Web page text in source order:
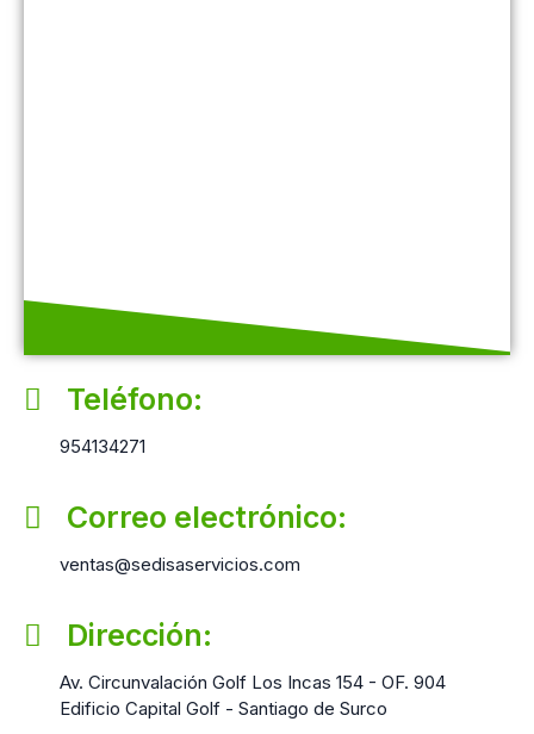
Teléfono:
954134271
Correo electrónico:
ventas@sedisaservicios.com
Dirección:
Av. Circunvalación Golf Los Incas 154 - OF. 904
Edificio Capital Golf - Santiago de Surco